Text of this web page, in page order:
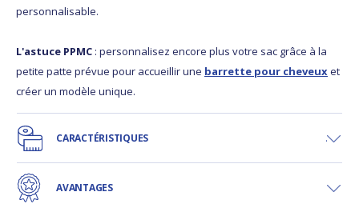
personnalisable.
L'astuce PPMC : personnalisez encore plus votre sac grâce à la
petite patte prévue pour accueillir une barrette pour cheveuxet
créer un modèle unique.
CARACTÉRISTIQUES
AVANTAGES